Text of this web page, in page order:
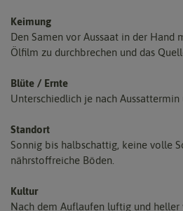
Keimung
Den Samen vor Aussaat in der Hand
Ölfilm zu durchbrechen und das
Blüte / Ernte
Unterschiedlich je nach Aussattermin
Standort
Sonnig bis halbschattig, keine volle
nährstoffreiche Böden.
Kultur
Nach dem Auflaufen luftig und